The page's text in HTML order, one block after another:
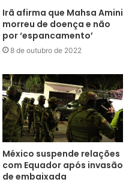
Irã afirma que Mahsa Amini
morreu de doença e não
por ‘espancamento’
8 de outubro de 2022
México suspende relações
com Equador após invasão
de embaixada